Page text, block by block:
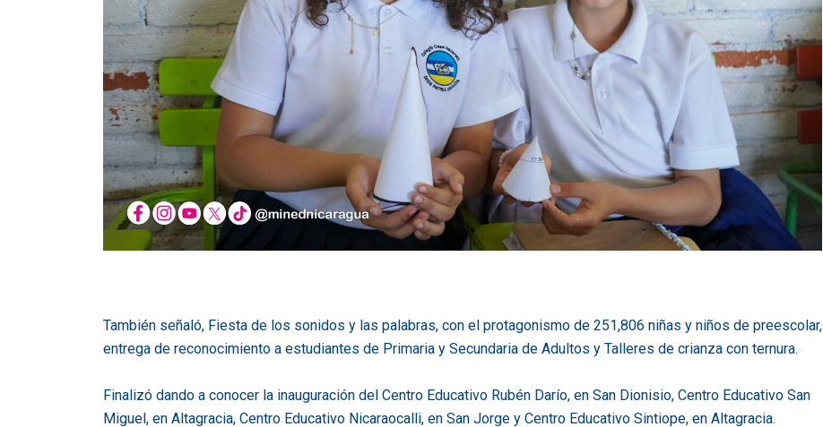
También señaló, Fiesta de los sonidos y las palabras, con el protagonismo de 251,806 niñas y niños de preescolar,
entrega de reconocimiento a estudiantes de Primaria y Secundaria de Adultos y Talleres de crianza con ternura.
Finalizó dando a conocer la inauguración del Centro Educativo Rubén Darío, en San Dionisio, Centro Educativo San
Miguel, en Altagracia, Centro Educativo Nicaraocalli, en San Jorge y Centro Educativo Sintiope, en Altagracia.